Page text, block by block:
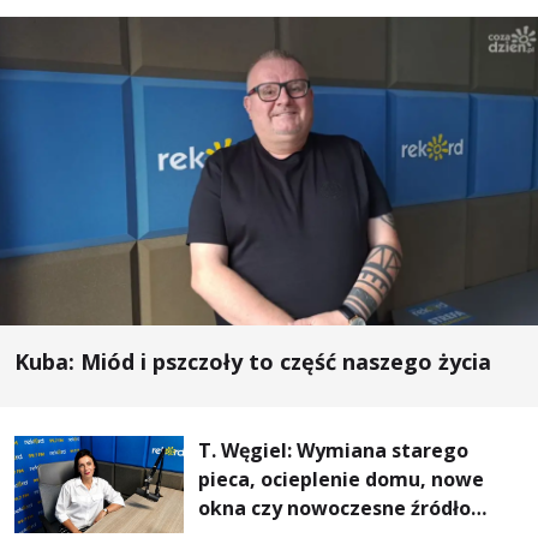
Kuba: Miód i pszczoły to część naszego życia
T. Węgiel: Wymiana starego
pieca, ocieplenie domu, nowe
okna czy nowoczesne źródło